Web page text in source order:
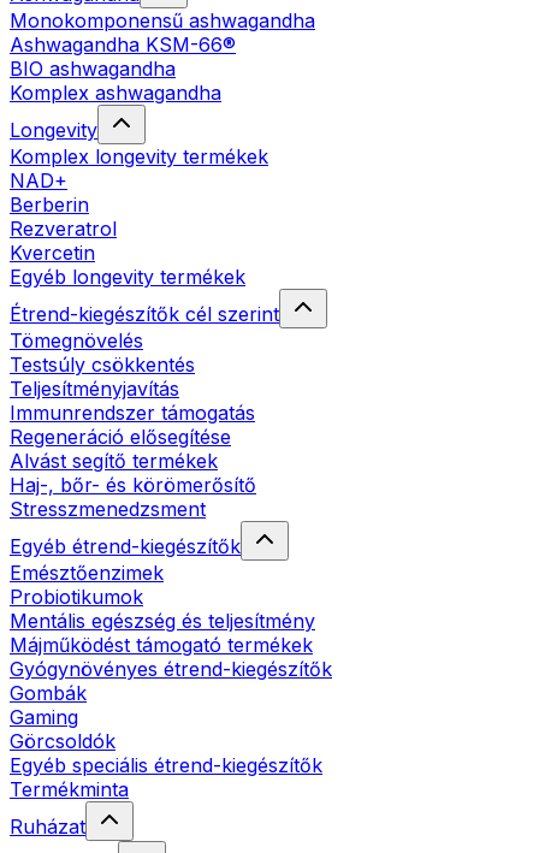
Monokomponensű ashwagandha
Ashwagandha KSM-66®
BIO ashwagandha
Komplex ashwagandha
Longevity
Komplex longevity termékek
NAD+
Berberin
Rezveratrol
Kvercetin
Egyéb longevity termékek
Étrend-kiegészítők cél szerint
Tömegnövelés
Testsúly csökkentés
Teljesítményjavítás
Immunrendszer támogatás
Regeneráció elősegítése
Alvást segítő termékek
Haj-, bőr- és körömerősítő
Stresszmenedzsment
Egyéb étrend-kiegészítők
Emésztőenzimek
Probiotikumok
Mentális egészség és teljesítmény
Májműködést támogató termékek
Gyógynövényes étrend-kiegészítők
Gombák
Gaming
Görcsoldók
Egyéb speciális étrend-kiegészítők
Termékminta
Ruházat